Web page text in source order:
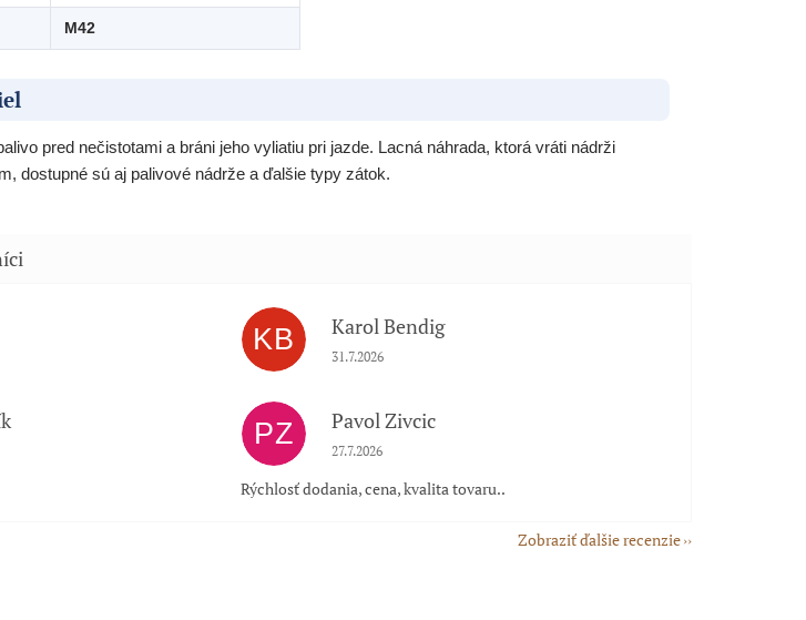
M42
pred nečistotami a bráni jeho vyliatiu pri jazde. Lacná náhrada, ktorá vráti nádrži
dostupné sú aj palivové nádrže a ďalšie typy zátok.
je 5 z 5 hviezdičiek. KB Karol Bendig
Hodnotenie obchodu je 5 z 5 hviezdičiek.
31.7.2026
je 5 z 5 hviezdičiek. PZ Pavol Zivcic
Hodnotenie obchodu je 5 z 5 hviezdičiek.
27.7.2026
Rýchlosť dodania, cena, kvalita tovaru..
Zobraziť ďalšie recenzie